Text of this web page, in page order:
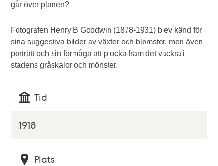
går över planen?
Fotografen Henry B Goodwin (1878-1931) blev känd för
sina suggestiva bilder av växter och blomster, men även
porträtt och sin förmåga att plocka fram det vackra i
stadens gråskalor och mönster.
Tid
1918
Plats